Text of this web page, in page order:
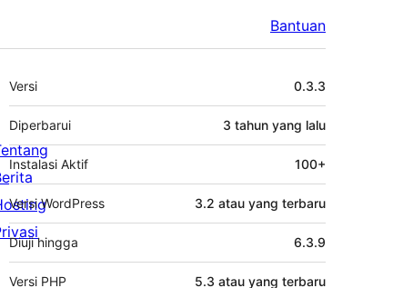
Bantuan
Meta
Versi 0.3.3
Diperbarui 3 tahun yang lalu
Instalasi Aktif 100+
Versi WordPress 3.2 atau yang terbaru
Diuji hingga 6.3.9
Versi PHP 5.3 atau yang terbaru